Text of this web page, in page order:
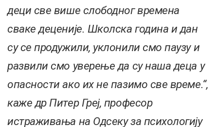
деци све више слободног времена
сваке деценије. Школска година и дан
су се продужили, уклонили смо паузу и
развили смо уверење да су наша деца у
опасности ако их не пазимо све време.“,
каже др Питер Греј, професор
истраживања на Одсеку за психологију